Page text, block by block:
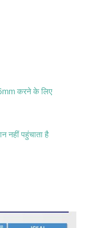
करने के लिए
नहीं पहुंचाता है